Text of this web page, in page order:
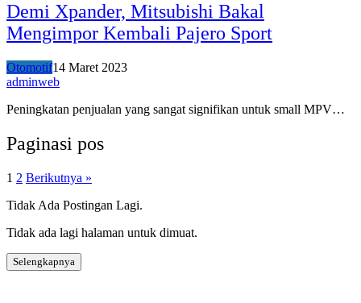
Demi Xpander, Mitsubishi Bakal
Mengimpor Kembali Pajero Sport
Otomotif14 Maret 2023
adminweb
Peningkatan penjualan yang sangat signifikan untuk small MPV…
Paginasi pos
1 2 Berikutnya »
Tidak Ada Postingan Lagi.
Tidak ada lagi halaman untuk dimuat.
Selengkapnya